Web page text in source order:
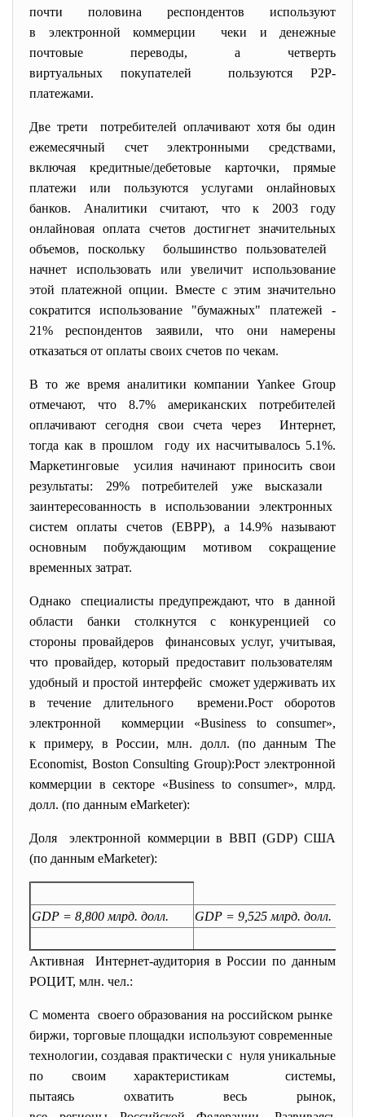
почти половина респондентов используют
в электронной коммерции чеки и денежные
почтовые переводы, а четверть
виртуальных покупателей пользуются Р2Р-
платежами.
Две трети потребителей оплачивают хотя бы один
ежемесячный счет электронными средствами,
включая кредитные/дебетовые карточки, прямые
платежи или пользуются услугами онлайновых
банков. Аналитики считают, что к 2003 году
онлайновая оплата счетов достигнет значительных
объемов, поскольку большинство пользователей
начнет использовать или увеличит использование
этой платежной опции. Вместе с этим значительно
сократится использование "бумажных" платежей -
21% респондентов заявили, что они намерены
отказаться от оплаты своих счетов по чекам.
В то же время аналитики компании Yankee Group
отмечают, что 8.7% американских потребителей
оплачивают сегодня свои счета через Интернет,
тогда как в прошлом году их насчитывалось 5.1%.
Маркетинговые усилия начинают приносить свои
результаты: 29% потребителей уже высказали
заинтересованность в использовании электронных
систем оплаты счетов (EBPP), а 14.9% называют
основным побуждающим мотивом сокращение
временных затрат.
Однако специалисты предупреждают, что в данной
области банки столкнутся с конкуренцией со
стороны провайдеров финансовых услуг, учитывая,
что провайдер, который предоставит пользователям
удобный и простой интерфейс сможет удерживать их
в течение длительного времени.Рост оборотов
электронной коммерции «Business to consumer»,
к примеру, в России, млн. долл. (по данным The
Economist, Boston Consulting Group):Рост электронной
коммерции в секторе «Business to consumer», млрд.
долл. (по данным eMarketer):
Доля электронной коммерции в ВВП (GDP) США
(по данным eMarketer):
GDP = 8,800 млрд. долл. GDP = 9,525 млрд. долл.
Активная Интернет-аудитория в России по данным
РОЦИТ, млн. чел.:
С момента своего образования на российском рынке
биржи, торговые площадки используют современные
технологии, создавая практически с нуля уникальные
по своим характеристикам системы,
пытаясь охватить весь рынок,